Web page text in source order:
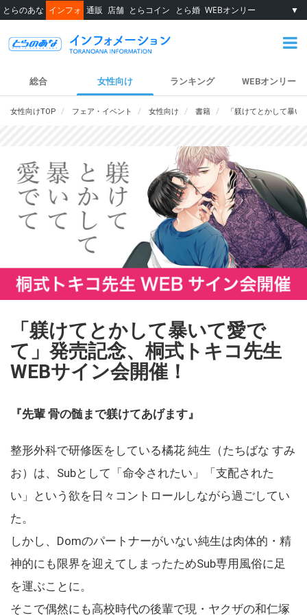
とらのあな インフォ 通販 店舗 とらコイン とら婚 WEBオンリー ▼
総合 女性向け ランキング WEBオンリー
女性向けTOP フェア・イベント 女性向け 書籍 「躾けてとかして暴
「躾けてとかして暴いて愛で
て」発売記念、桐式トキコ先生
WEBサイン会開催！
『先輩 骨の髄まで躾けてあげます』
整形外科で研修医をしている橘花 純生（たちばな すみ
お）は、Subとして「命令されたい」「支配された
い」という欲を日々コントロールしながら過ごしてい
た。
しかし、Domのパートナーがいない純生は肉体的・精
神的にも限界を迎えてしまったためSub専用風俗に足
を運ぶことに。
そこで偶然にも高校時代の後輩で現・ヤクザの和仁塚